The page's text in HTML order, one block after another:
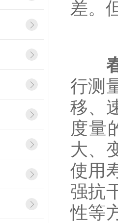
差。
行测
移、
度量
大、
使用
强抗
性等